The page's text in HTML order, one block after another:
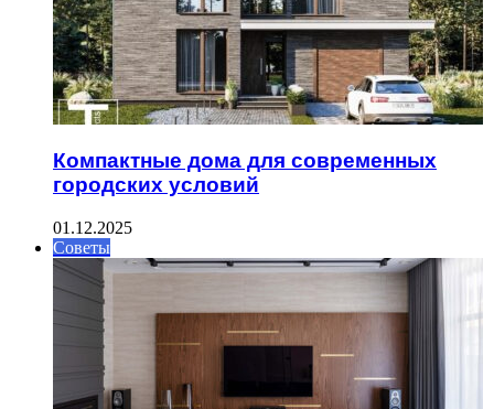
Компактные дома для современных
городских условий
01.12.2025
Советы